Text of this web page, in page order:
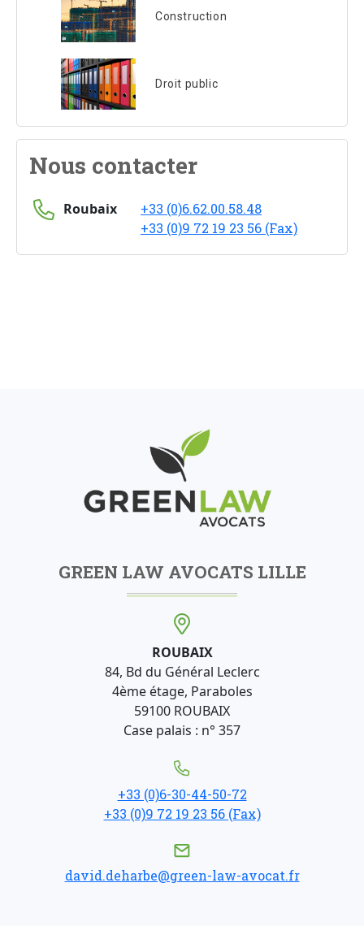
Construction
Droit public
Nous contacter
Roubaix
+33 (0)6.62.00.58.48
+33 (0)9 72 19 23 56 (Fax)
GREEN LAW AVOCATS LILLE
ROUBAIX
84, Bd du Général Leclerc
4ème étage, Paraboles
59100 ROUBAIX
Case palais : n° 357
+33 (0)6-30-44-50-72
+33 (0)9 72 19 23 56 (Fax)
david.deharbe@green-law-avocat.fr